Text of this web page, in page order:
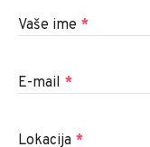
Vaše ime *
E-mail *
Lokacija *